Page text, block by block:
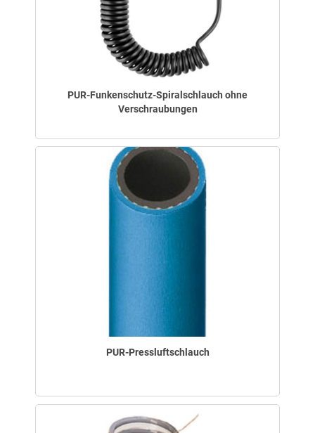
PUR-Funkenschutz-Spiralschlauch ohne
Verschraubungen
PUR-Pressluftschlauch